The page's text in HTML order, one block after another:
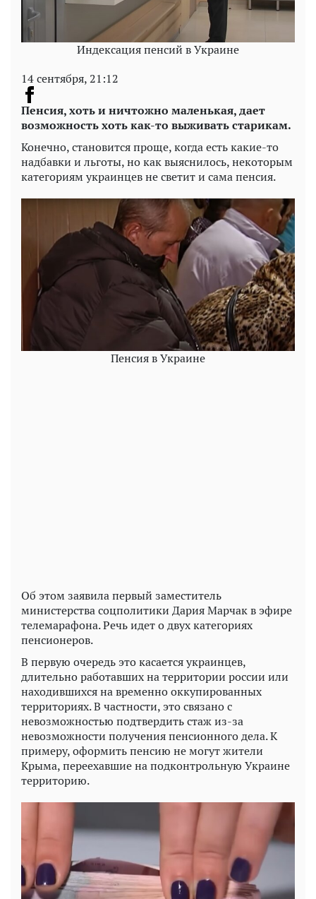
Индексация пенсий в Украине
14 сентября, 21:12
Пенсия, хоть и ничтожно маленькая, дает
возможность хоть как-то выживать старикам.
Конечно, становится проще, когда есть какие-то
надбавки и льготы, но как выяснилось, некоторым
категориям украинцев не светит и сама пенсия.
Пенсия в Украине
Об этом заявила первый заместитель
министерства соцполитики Дария Марчак в эфире
телемарафона. Речь идет о двух категориях
пенсионеров.
В первую очередь это касается украинцев,
длительно работавших на территории россии или
находившихся на временно оккупированных
территориях. В частности, это связано с
невозможностью подтвердить стаж из-за
невозможности получения пенсионного дела. К
примеру, оформить пенсию не могут жители
Крыма, переехавшие на подконтрольную Украине
территорию.